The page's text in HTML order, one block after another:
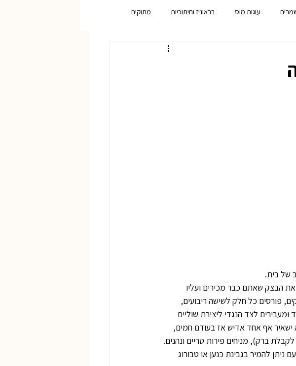
עוגות מוס בראוניז וחיתוכיות מתוקים
של בית.
הבצק שאתם כבר מכירים ועליו
פורסים כל חלק לשישה ריבועים,
לצד הנגדי ליצירת שוליים
אף אחד אדיש אז בעודם חמים,
ברק), מניחים פירות טריים ונהנים.
להמיר בגבינת כנען או טבורוג